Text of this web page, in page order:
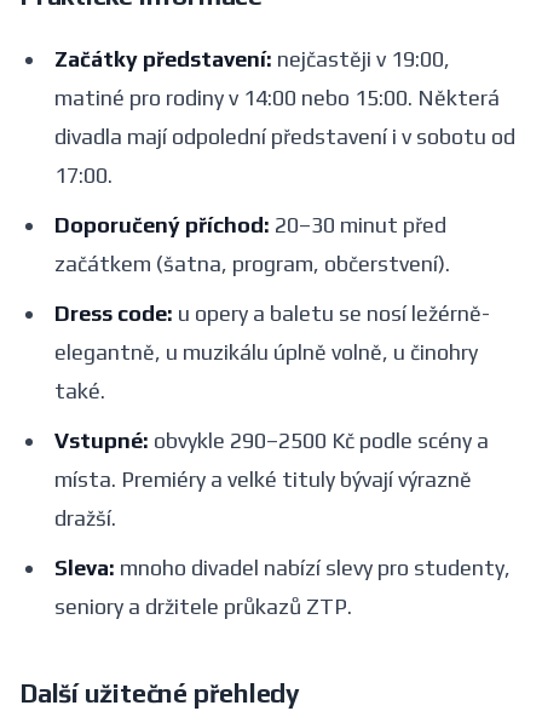
Začátky představení: nejčastěji v 19:00,
matiné pro rodiny v 14:00 nebo 15:00. Některá
divadla mají odpolední představení i v sobotu od
17:00.
Doporučený příchod: 20–30 minut před
začátkem (šatna, program, občerstvení).
Dress code: u opery a baletu se nosí ležérně-
elegantně, u muzikálu úplně volně, u činohry
také.
Vstupné: obvykle 290–2500 Kč podle scény a
místa. Premiéry a velké tituly bývají výrazně
dražší.
Sleva: mnoho divadel nabízí slevy pro studenty,
seniory a držitele průkazů ZTP.
Další užitečné přehledy